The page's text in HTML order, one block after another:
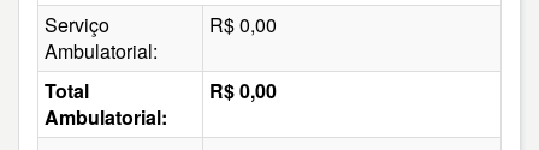
Serviço
Ambulatorial:
R$ 0,00
Total
Ambulatorial:
R$ 0,00